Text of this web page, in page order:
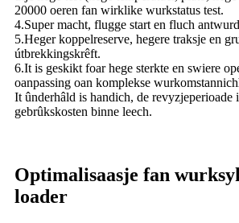
20000 oeren fan wirklike wurkstatus test.
4.Super macht, flugge start en fluch
5.Heger koppelreserve, hegere traksje en
útbrekkingskrêft.
6.It is geskikt foar hege sterkte en swiere
oanpassing oan komplekse
It ûnderhâld is handich, de revyzjeperioade
gebrûkskosten binne leech.
Optimalisaasje fan
loader